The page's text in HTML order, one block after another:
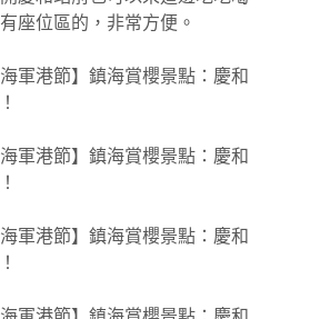
座位區的，非常方便。